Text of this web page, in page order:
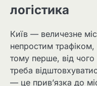
логістика
Київ — величезне
непростим трафіком,
тому перше, від чого
треба
— це прив’язка до